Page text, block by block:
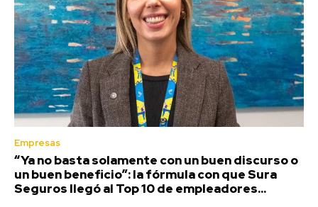
Empresas
“Ya no basta solamente con un buen discurso o
un buen beneficio”: la fórmula con que Sura
Seguros llegó al Top 10 de empleadores...